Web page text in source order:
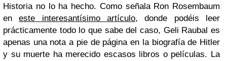
Historia no lo ha hecho. Como señala Ron Rosembaum
eneste interesantísimo artículo, donde podéis leer
prácticamente todo lo que sabe del caso, Geli Raubal es
apenas una nota a pie de página en la biografía de Hitler
y su muerte ha merecido escasos libros o películas. La